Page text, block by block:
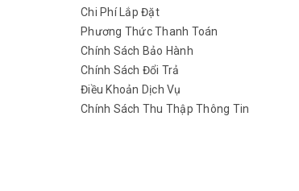
Chi Phí Lắp Đặt
Phương Thức Thanh Toán
Chính Sách Bảo Hành
Chính Sách Đổi Trả
Điều Khoản Dịch Vụ
Chính Sách Thu Thập Thông Tin